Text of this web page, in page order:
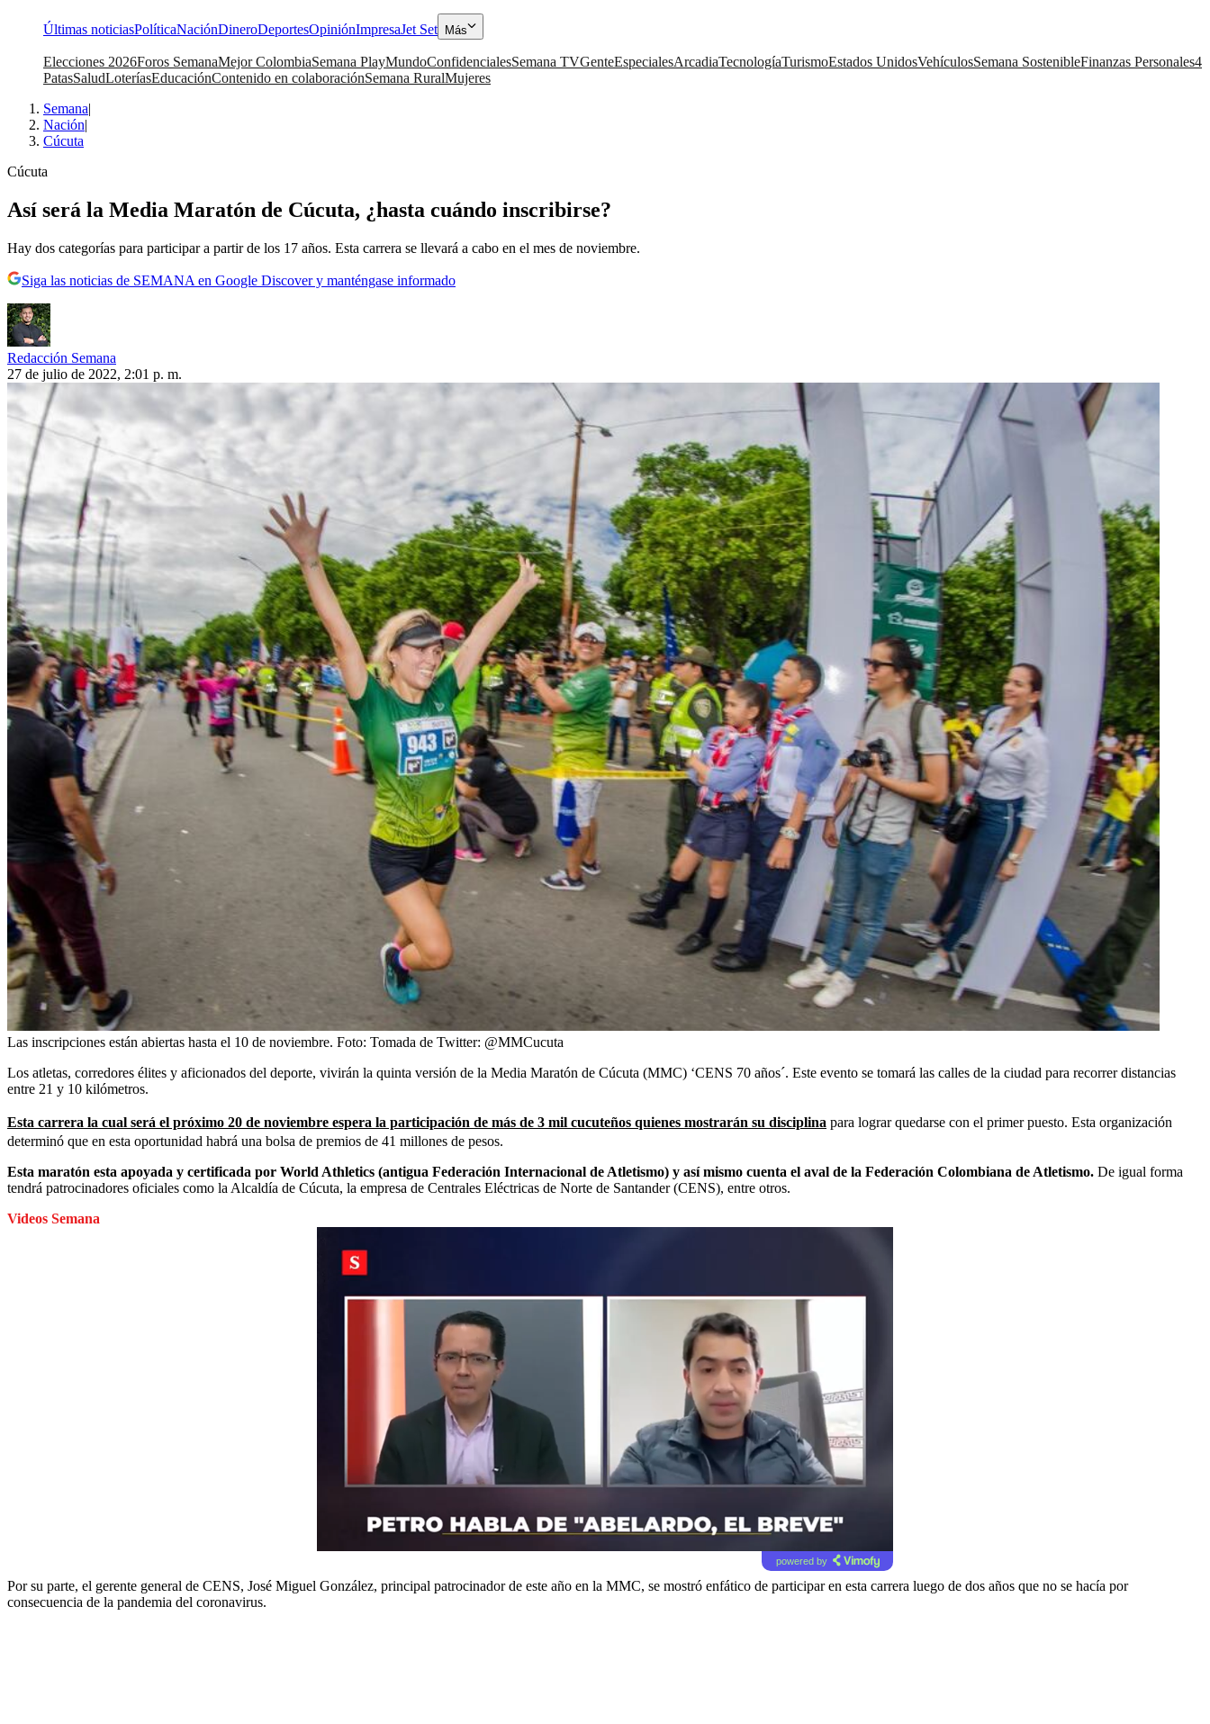
Últimas noticiasPolíticaNaciónDineroDeportesOpiniónImpresaJet Set Más
Elecciones 2026Foros SemanaMejor ColombiaSemana PlayMundoConfidencialesSemana TVGenteEspecialesArcadiaTecnologíaTurismoEstados UnidosVehículosSemana SostenibleFinanzas Personales4
PatasSaludLoteríasEducaciónContenido en colaboraciónSemana RuralMujeres
Semana|
Nación|
Cúcuta
Cúcuta
Así será la Media Maratón de Cúcuta, ¿hasta cuándo inscribirse?
Hay dos categorías para participar a partir de los 17 años. Esta carrera se llevará a cabo en el mes de noviembre.
Siga las noticias de SEMANA en Google Discover y manténgase informado
Redacción Semana
27 de julio de 2022, 2:01 p. m.
Las inscripciones están abiertas hasta el 10 de noviembre. Foto: Tomada de Twitter: @MMCucuta
Los atletas, corredores élites y aficionados del deporte, vivirán la quinta versión de la Media Maratón de Cúcuta (MMC) ‘CENS 70 años´. Este evento se tomará las calles de la ciudad para recorrer distancias
entre 21 y 10 kilómetros.
Esta carrera la cual será el próximo 20 de noviembre espera la participación de más de 3 mil cucuteños quienes mostrarán su disciplina para lograr quedarse con el primer puesto. Esta organización
determinó que en esta oportunidad habrá una bolsa de premios de 41 millones de pesos.
Esta maratón esta apoyada y certificada por World Athletics (antigua Federación Internacional de Atletismo) y así mismo cuenta el aval de la Federación Colombiana de Atletismo. De igual forma
tendrá patrocinadores oficiales como la Alcaldía de Cúcuta, la empresa de Centrales Eléctricas de Norte de Santander (CENS), entre otros.
Videos Semana
powered by
Por su parte, el gerente general de CENS, José Miguel González, principal patrocinador de este año en la MMC, se mostró enfático de participar en esta carrera luego de dos años que no se hacía por
consecuencia de la pandemia del coronavirus.